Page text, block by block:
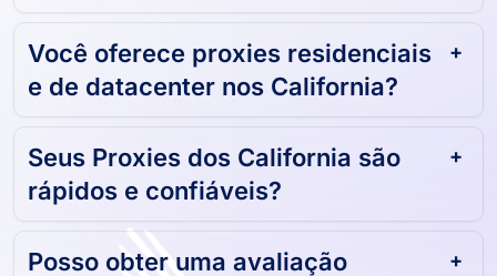
Você oferece proxies residenciais
Seus Proxies dos California são
rápidos e confiáveis?